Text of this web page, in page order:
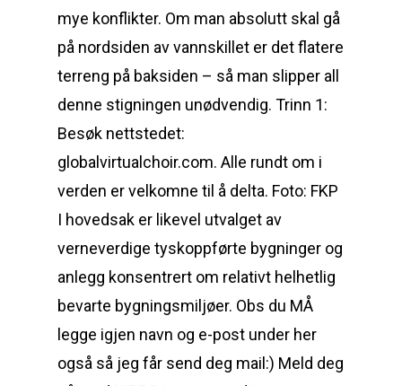
mye konflikter. Om man absolutt skal gå
på nordsiden av vannskillet er det flatere
terreng på baksiden – så man slipper all
denne stigningen unødvendig. Trinn 1:
Besøk nettstedet:
globalvirtualchoir.com. Alle rundt om i
verden er velkomne til å delta. Foto: FKP
I hovedsak er likevel utvalget av
verneverdige tyskoppførte bygninger og
anlegg konsentrert om relativt helhetlig
bevarte bygningsmiljøer. Obs du MÅ
legge igjen navn og e-post under her
også så jeg får send deg mail:) Meld deg